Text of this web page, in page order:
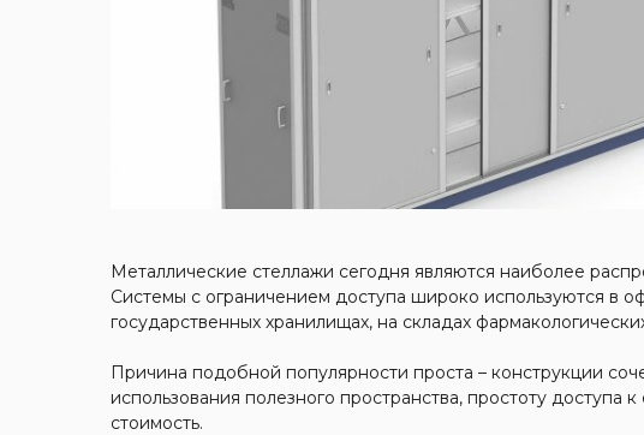
Металлические стеллажи сегодня являются наиболее
Системы с ограничением доступа широко используются в
государственных хранилищах, на складах
Причина подобной популярности проста – конструкции
использования полезного пространства, простоту доступа
стоимость.